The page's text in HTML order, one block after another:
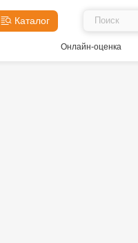
Каталог
Онлайн-оценка